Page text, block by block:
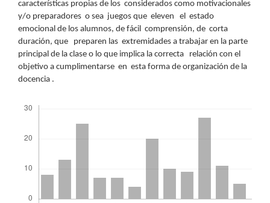
características propias de los considerados como motivacionales
y/o preparadores o sea juegos que eleven el estado
emocional de los alumnos, de fácil comprensión, de corta
duración, que preparen las extremidades a trabajar en la parte
principal de la clase o lo que implica la correcta relación con el
objetivo a cumplimentarse en esta forma de organización de la
docencia .